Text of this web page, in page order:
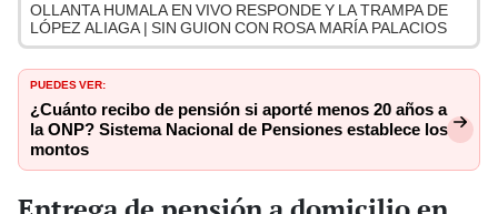
OLLANTA HUMALA EN VIVO RESPONDE Y LA TRAMPA DE
LÓPEZ ALIAGA | SIN GUION CON ROSA MARÍA PALACIOS
PUEDES VER:
¿Cuánto recibo de pensión si aporté menos 20 años a
la ONP? Sistema Nacional de Pensiones establece los
montos